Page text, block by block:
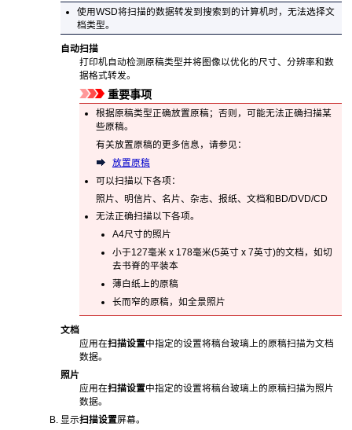
使用WSD将扫描的数据转发到搜索到的计算机时，无法选择文
档类型。
自动扫描
打印机自动检测原稿类型并将图像以优化的尺寸、分辨率和数
据格式转发。
重要事项
根据原稿类型正确放置原稿；否则，可能无法正确扫描某
些原稿。
有关放置原稿的更多信息，请参见：
放置原稿
可以扫描以下各项：
照片、明信片、名片、杂志、报纸、文档和BD/DVD/CD
无法正确扫描以下各项。
A4尺寸的照片
小于127毫米 x 178毫米(5英寸 x 7英寸)的文档，如切
去书脊的平装本
薄白纸上的原稿
长而窄的原稿，如全景照片
文档
应用在扫描设置中指定的设置将稿台玻璃上的原稿扫描为文档
数据。
照片
应用在扫描设置中指定的设置将稿台玻璃上的原稿扫描为照片
数据。
显示扫描设置屏幕。